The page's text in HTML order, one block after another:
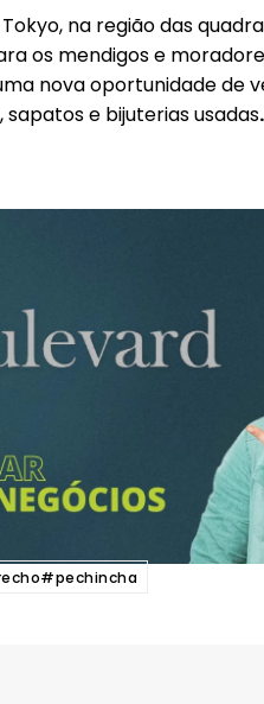
na região das
os mendigos e
nova oportunidade de
e bijuterias usadas.